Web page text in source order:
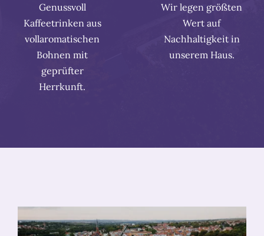
Genussvoll
Kaffeetrinken aus
vollaromatischen
Bohnen mit
geprüfter
Herrkunft.
Wir legen größten
Wert auf
Nachhaltigkeit in
unserem Haus.